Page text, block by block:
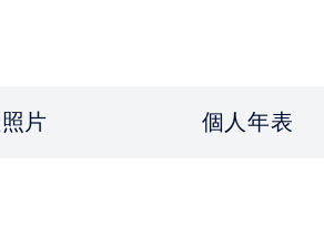
片 個人年表